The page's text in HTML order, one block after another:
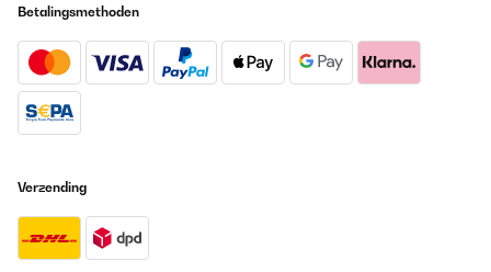
Betalingsmethoden
Verzending